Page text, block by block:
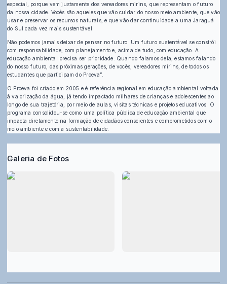
especial, porque vem justamente dos vereadores mirins, que representam o futuro
da nossa cidade. Vocês são aqueles que vão cuidar do nosso meio ambiente, que vão
usar e preservar os recursos naturais, e que vão dar continuidade a uma Jaraguá
do Sul cada vez mais sustentável.
Não podemos jamais deixar de pensar no futuro. Um futuro sustentável se constrói
com responsabilidade, com planejamento e, acima de tudo, com educação. A
educação ambiental precisa ser prioridade. Quando falamos dela, estamos falando
do nosso futuro, das próximas gerações, de vocês, vereadores mirins, de todos os
estudantes que participam do Proeva”.
O Proeva foi criado em 2005 e é referência regional em educação ambiental voltada
à valorização da água, já tendo impactado milhares de crianças e adolescentes ao
longo de sua trajetória, por meio de aulas, visitas técnicas e projetos educativos. O
programa consolidou-se como uma política pública de educação ambiental que
impacta diretamente na formação de cidadãos conscientes e comprometidos com o
meio ambiente e com a sustentabilidade.
Galeria de Fotos